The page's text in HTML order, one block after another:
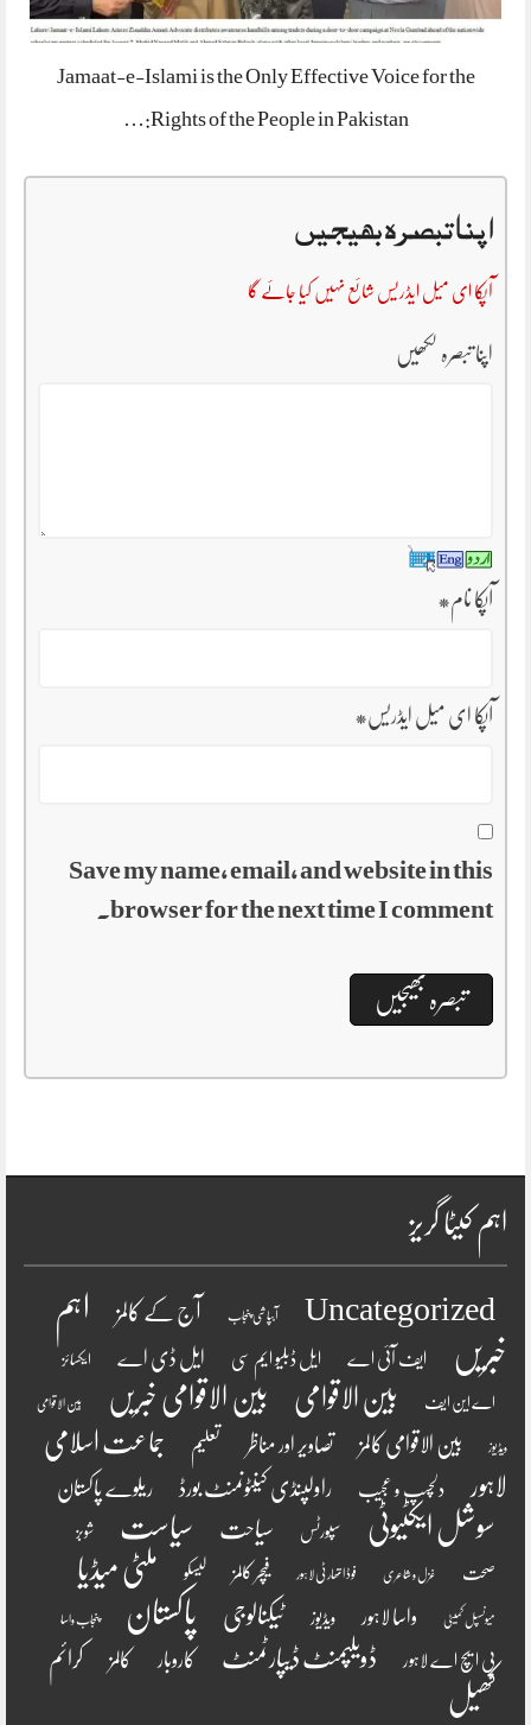
Jamaat-e-Islami is the Only Effective Voice for the
Rights of the People in Pakistan:…
اپنا تبصرہ بھیجیں
آپکا ای میل ایڈریس شائع نہیں کیا جائے گا
اپنا تبصرہ لکھیں
آپکا نام*
آپکا ای میل ایڈریس*
Save my name, email, and website in this
browser for the next time I comment.
اہم کیٹا گریز
Uncategorized آبپاشی پنجاب آج کے کالمز
اہم
خبریں
ایف آئی اے ایل ڈبلیو ایم سی ایل ڈی اے ایکسائز
اے این ایف بین الاقوامی بین الاقوامی خبریں بین الاقوامی
ویڈیوز بین الاقوامی کالمز تصاویر اور مناظر تعلیم
جماعت اسلامی
لاہور
دلچسپ و عجیب راولپنڈی کینٹونمنٹ بورڈ ریلوے پاکستان
سوشل ایکٹیوٹی سپورٹس سیاحت سیاست شوبز
صحت غزل و شاعری فوڈ اتھارٹی لاہور فیچر کالمز لیسکو ملٹی میڈیا
میونسپل کمیٹی واسا لاہور ویڈیوز ٹیکنالوجی پاکستان پنجاب واسا
پی ایچ اے لاہور ڈویلپمنٹ ڈیپارٹمنٹ کاروبار کالمز کرائم
کھیل